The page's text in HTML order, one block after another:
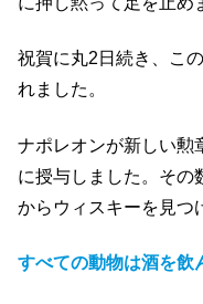
祝賀に丸2日続き、こ
れました。
ナポレオンが新しい勲
に授与しました。その
からウィスキーを見つ
すべての動物は酒を飲